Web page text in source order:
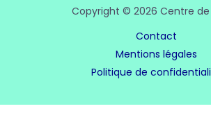
Copyright © 2026 Centre
Contact
Mentions légales
Politique de